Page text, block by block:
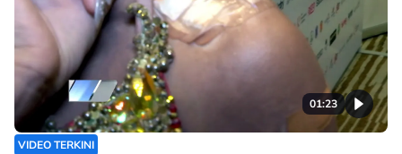
01:23
VIDEO TERKINI